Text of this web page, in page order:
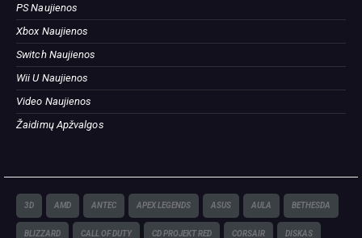
PS Naujienos
Xbox Naujienos
Switch Naujienos
Wii U Naujienos
Video Naujienos
Žaidimų Apžvalgos
3D AMD ANTEC APEX LEGENDS ASUS AULA BETHESDA
BLIZZARD CALL OF DUTY CD PROJEKT RED CORSAIR DISKAS